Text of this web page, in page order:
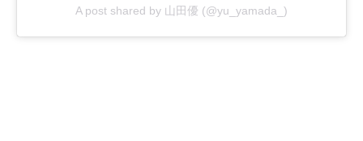
A post shared by 山田優 (@yu_yamada_)